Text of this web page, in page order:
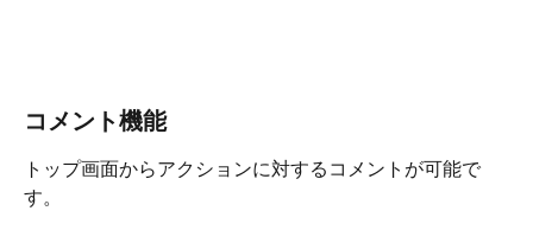
コメント機能
トップ画面からアクションに対するコメントが可能で
す。